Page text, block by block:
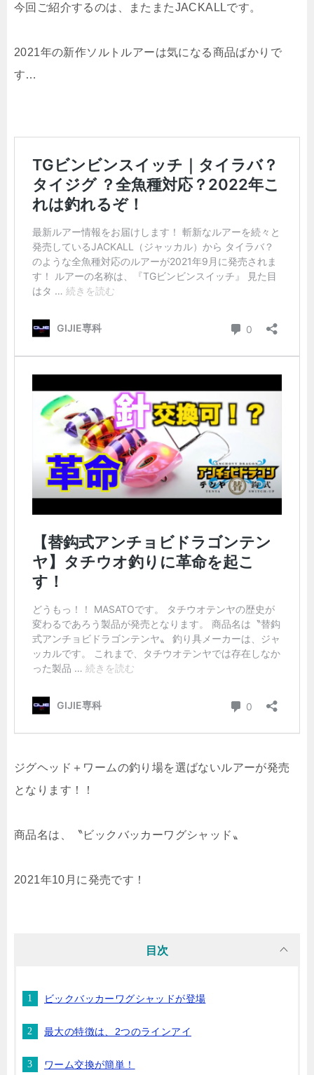
今回ご紹介するのは、またまたJACKALLです。
2021年の新作ソルトルアーは気になる商品ばかりで
す…
ジグヘッド＋ワームの釣り場を選ばないルアーが発売
となります！！
商品名は、〝ビックバッカーワグシャッド〟
2021年10月に発売です！
目次
ビックバッカーワグシャッドが登場
最大の特徴は、2つのラインアイ
ワーム交換が簡単！